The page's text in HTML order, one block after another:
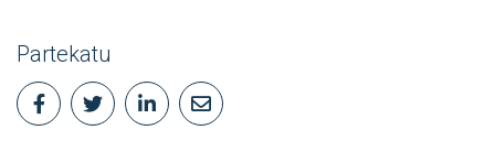
Partekatu